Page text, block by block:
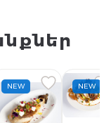
NEW NEW